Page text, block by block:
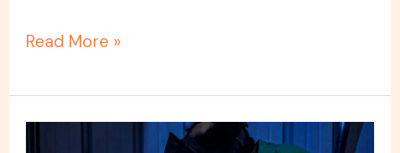
Read More »